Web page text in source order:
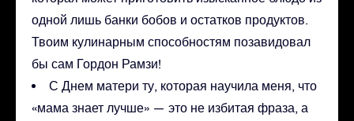
одной лишь банки бобов и остатков продуктов.
Твоим кулинарным способностям позавидовал
бы сам Гордон Рамзи!
С Днем матери ту, которая научила меня, что
«мама знает лучше» — это не избитая фраза, а